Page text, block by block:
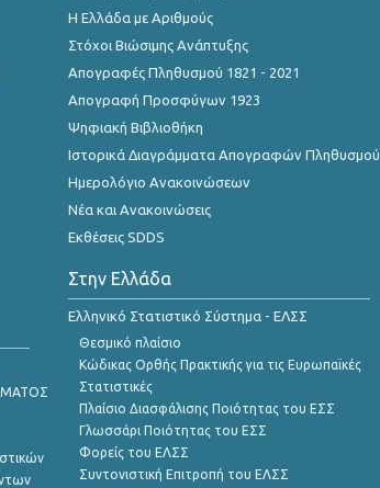
Η Ελλάδα με Αριθμούς
Στόχοι Βιώσιμης Ανάπτυξης
Απογραφές Πληθυσμού 1821 - 2021
Απογραφή Προσφύγων 1923
Ψηφιακή Βιβλιοθήκη
Ιστορικά Διαγράμματα Απογραφών Πληθυσμού
Ημερολόγιο Ανακοινώσεων
Νέα και Ανακοινώσεις
Εκθέσεις SDDS
Στην Ελλάδα
Ελληνικό Στατιστικό Σύστημα - ΕΛΣΣ
Θεσμικό πλαίσιο
Κώδικας Ορθής Πρακτικής για τις Ευρωπαϊκές
Στατιστικές
Πλαίσιο Διασφάλισης Ποιότητας του ΕΣΣ
Γλωσσάρι Ποιότητας του ΕΣΣ
Φορείς του ΕΛΣΣ
Συντονιστική Επιτροπή του ΕΛΣΣ